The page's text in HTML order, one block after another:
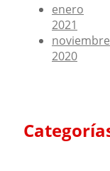
enero
2021
noviembre
2020